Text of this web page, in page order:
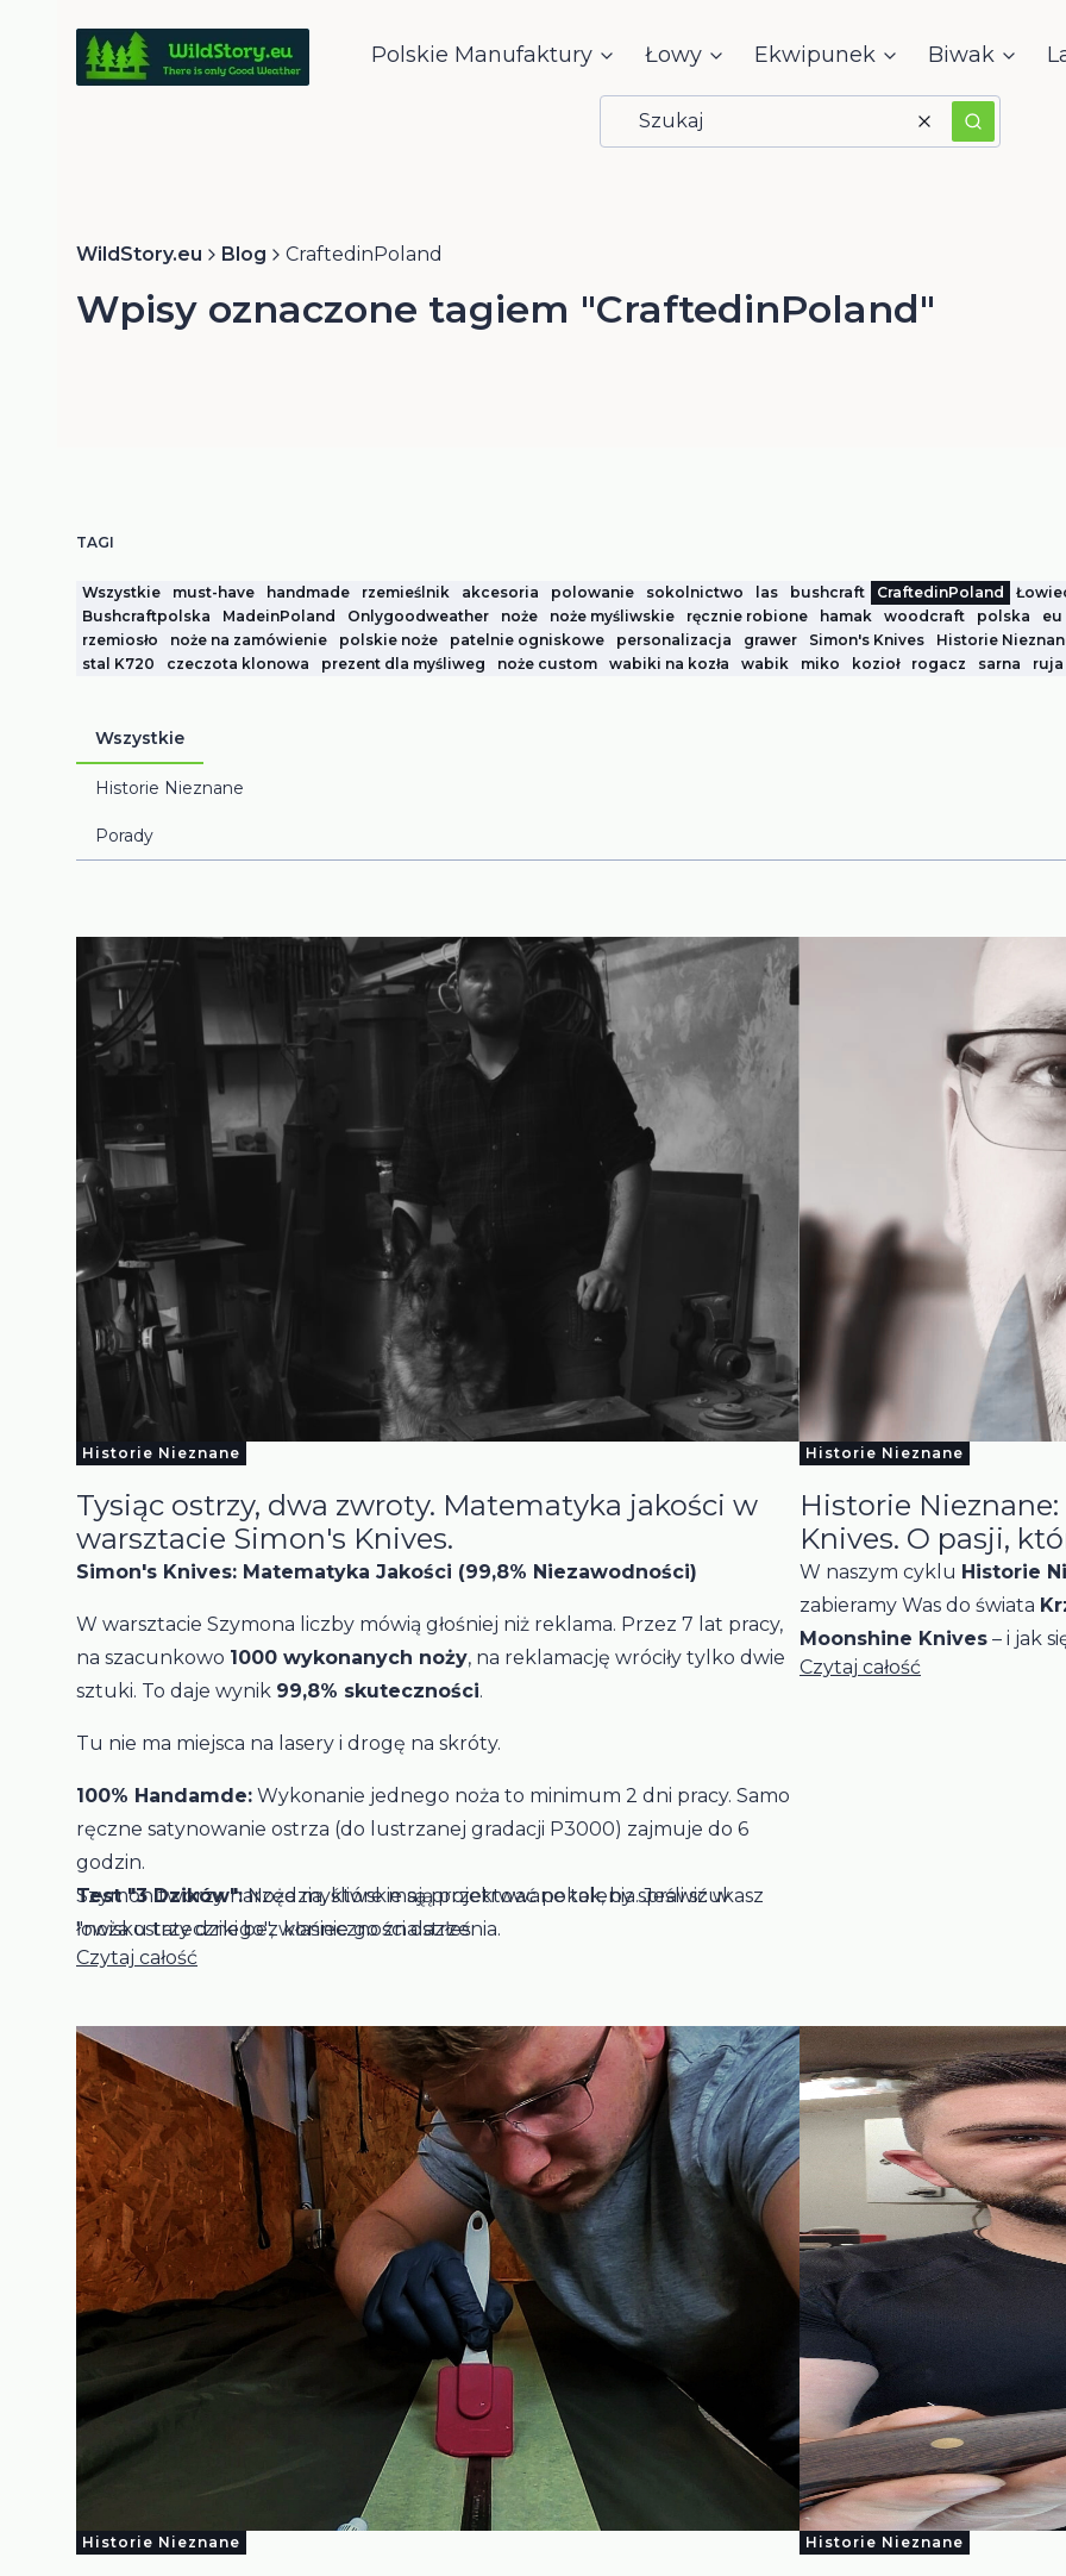
Polskie Manufaktury Łowy Ekwipunek Biwak
WyczyśćSzukaj
WildStory.eu Blog CraftedinPoland
Wpisy oznaczone tagiem "CraftedinPoland"
TAGI
Wszystkie must-have handmade rzemieślnik akcesoria polowanie sokolnictwo las bushcraft CraftedinPoland
Bushcraftpolska
MadeinPoland Onlygoodweather noże noże myśliwskie ręcznie robione hamak woodcraft polska eu
rzemiosło
noże na zamówienie polskie noże patelnie ogniskowe personalizacja grawer Simon's Knives Historie
stal K720
czeczota klonowa prezent dla myśliweg noże custom wabiki na kozła wabik miko kozioł rogacz sarna ruja
Wszystkie
Historie Nieznane
Porady
Historie Nieznane
Tysiąc ostrzy, dwa zwroty. Matematyka jakości w
warsztacie Simon's Knives.
Simon's Knives: Matematyka Jakości (99,8% Niezawodności)
W warsztacie Szymona liczby mówią głośniej niż reklama. Przez 7 lat pracy,
na szacunkowo 1000 wykonanych noży, na reklamację wróciły tylko dwie
sztuki. To daje wynik 99,8% skuteczności.
Tu nie ma miejsca na lasery i drogę na skróty.
100% Handamde: Wykonanie jednego noża to minimum 2 dni pracy. Samo
ręczne satynowanie ostrza (do lustrzanej gradacji P3000) zajmuje do 6
godzin.
Test "3 Dzików":Noże myśliwskie są projektowane tak, by sprawić w
łowisku trzy dziki bez konieczności ostrzenia.
Kontrola Jakości:
Szymon tworzy narzędzia, które mają przetrwać pokolenia. Jeśli szukasz
"noża ostatecznego", właśnie go znalazłeś.
Czytaj całość
Historie Nieznane
Historie
Knives. O pasji,
W naszym cyklu Historie
zabieramy Was do świata
Moonshine Knives – i jak
przypadkowa. To historia o
Czytaj całość
Historie Nieznane Historie Nieznane